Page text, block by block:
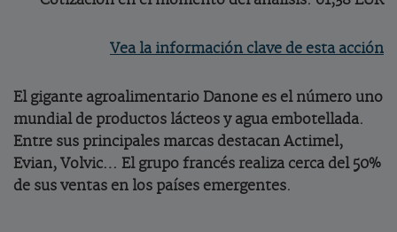
Vea la información clave de esta acción
El gigante agroalimentario Danone es el número uno
mundial de productos lácteos y agua embotellada.
Entre sus principales marcas destacan Actimel,
Evian, Volvic… El grupo francés realiza cerca del 50%
de sus ventas en los países emergentes.